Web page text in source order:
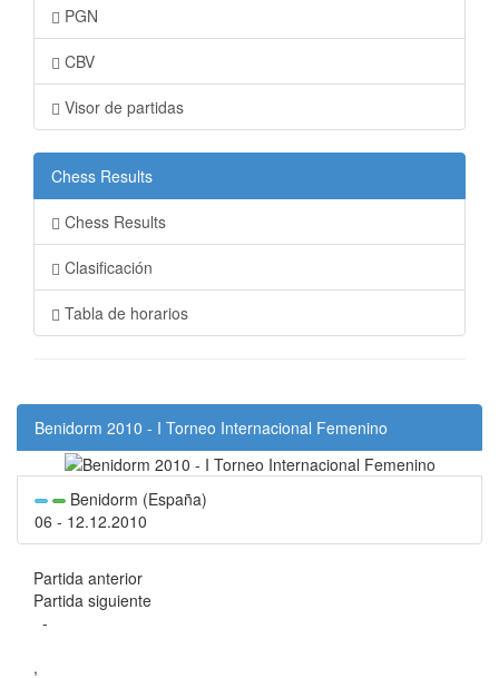
PGN
CBV
Visor de partidas
Chess Results
Chess Results
Clasificación
Tabla de horarios
Benidorm 2010 - I Torneo Internacional Femenino
Benidorm (España)
06 - 12.12.2010
Partida anterior
Partida siguiente
-
,